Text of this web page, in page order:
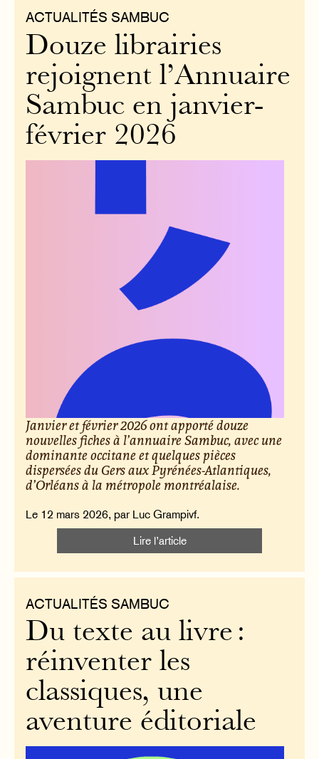
ACTUALITÉS SAMBUC
Douze librairies
rejoignent l’Annuaire
Sambuc en janvier-
février 2026
Janvier et février 2026 ont apporté douze
nouvelles fiches à l’annuaire Sambuc, avec une
dominante occitane et quelques pièces
dispersées du Gers aux Pyrénées-Atlantiques,
d’Orléans à la métropole montréalaise.
Le 12 mars 2026, par Luc Grampivf.
Lire l’article
ACTUALITÉS SAMBUC
Du texte au livre :
réinventer les
classiques, une
aventure éditoriale